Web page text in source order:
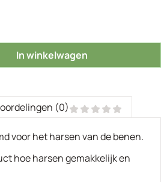
In winkelwagen
(0)
voor het harsen van de benen.
hoe harsen gemakkelijk en